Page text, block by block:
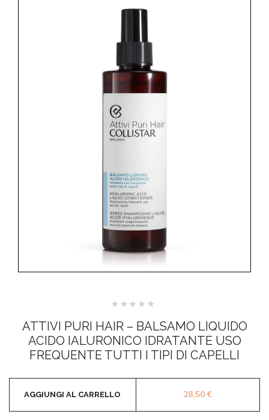
su
5
ATTIVI PURI HAIR – BALSAMO LIQUIDO
ACIDO IALURONICO IDRATANTE USO
FREQUENTE TUTTI I TIPI DI CAPELLI
28,50€
AGGIUNGI AL CARRELLO